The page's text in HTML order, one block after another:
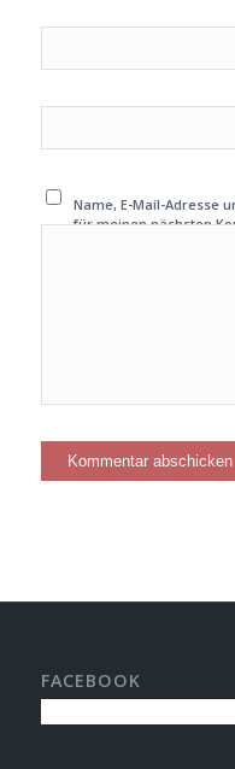
Name, E-Mail-Adresse
für meinen nächsten
FACEBOOK